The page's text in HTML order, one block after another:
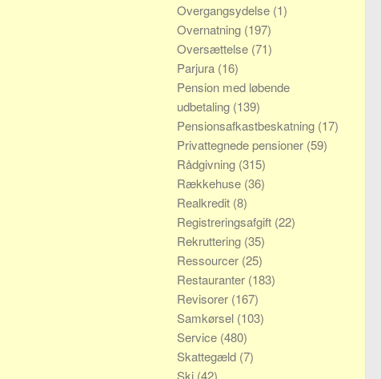
Overgangsydelse (1)
Overnatning (197)
Oversættelse (71)
Parjura (16)
Pension med løbende
udbetaling (139)
Pensionsafkastbeskatning (17)
Privattegnede pensioner (59)
Rådgivning (315)
Rækkehuse (36)
Realkredit (8)
Registreringsafgift (22)
Rekruttering (35)
Ressourcer (25)
Restauranter (183)
Revisorer (167)
Samkørsel (103)
Service (480)
Skattegæld (7)
Ski (42)